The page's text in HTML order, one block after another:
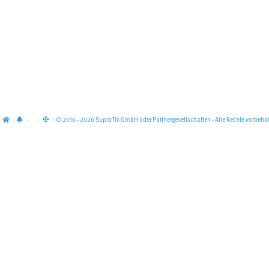
· · · · © 2016 - 2026 SupraTix GmbH oder Partnergesellschaften - Alle Rechte